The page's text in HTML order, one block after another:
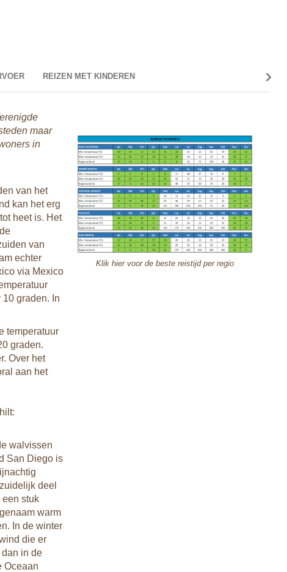
REIZEN MET KINDEREN
maar
in
van het
kan het erg
heet is. Het
van
echter
via Mexico
graden. In
temperatuur
graden.
Over het
aan het
walvissen
San Diego is
deel
stuk
warm
In de winter
die er
in de
Oceaan
Klik hier voor de beste reistijd per regio